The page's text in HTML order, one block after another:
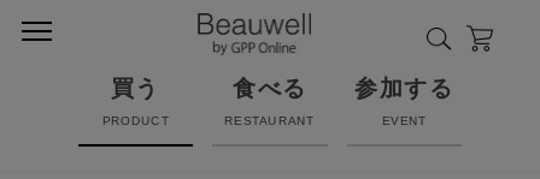
買う
PRODUCT
食べる
RESTAURANT
参加する
EVENT